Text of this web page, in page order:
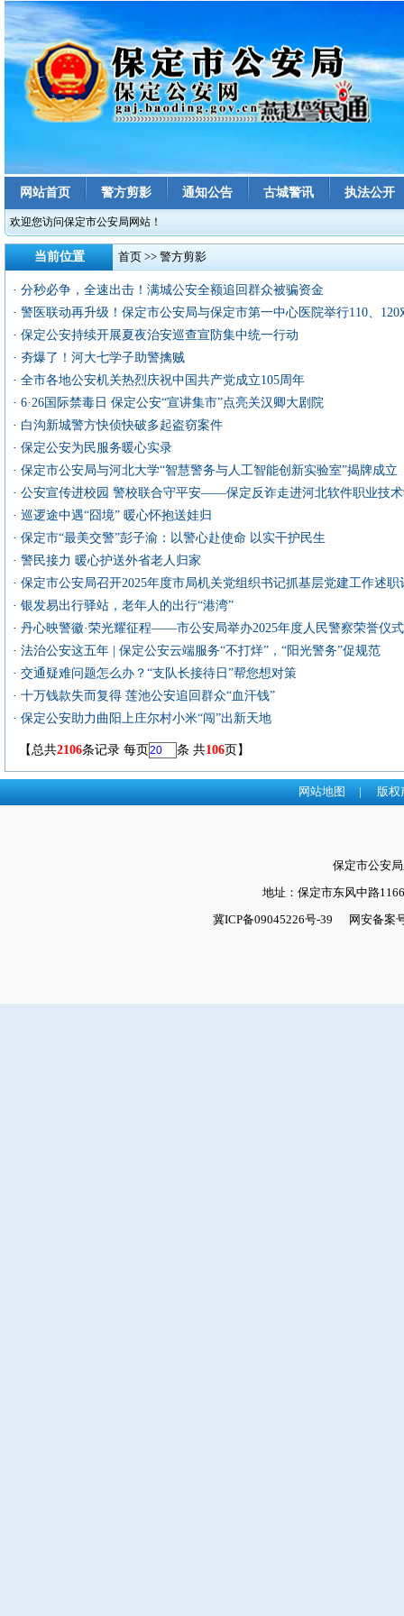
网站首页 警方剪影 通知公告 古城警讯 执法公开
欢迎您访问保定市公安局网站！
当前位置 首页 >> 警方剪影
· 分秒必争，全速出击！满城公安全额追回群众被骗资金
· 警医联动再升级！保定市公安局与保定市第一中心医院举行110、120
· 保定公安持续开展夏夜治安巡查宣防集中统一行动
· 夯爆了！河大七学子助警擒贼
· 全市各地公安机关热烈庆祝中国共产党成立105周年
· 6·26国际禁毒日 保定公安“宣讲集市”点亮关汉卿大剧院
· 白沟新城警方快侦快破多起盗窃案件
· 保定公安为民服务暖心实录
· 保定市公安局与河北大学“智慧警务与人工智能创新实验室”揭牌成立
· 公安宣传进校园 警校联合守平安——保定反诈走进河北软件职业技
· 巡逻途中遇“囧境” 暖心怀抱送娃归
· 保定市“最美交警”彭子渝：以警心赴使命 以实干护民生
· 警民接力 暖心护送外省老人归家
· 保定市公安局召开2025年度市局机关党组织书记抓基层党建工作述职
· 银发易出行驿站，老年人的出行“港湾”
· 丹心映警徽·荣光耀征程——市公安局举办2025年度人民警察荣誉仪式
· 法治公安这五年 | 保定公安云端服务“不打烊”，“阳光警务”促规范
· 交通疑难问题怎么办？“支队长接待日”帮您想对策
· 十万钱款失而复得 莲池公安追回群众“血汗钱”
· 保定公安助力曲阳上庄尔村小米“闯”出新天地
【总共2106条记录 每页 条 共106页】
网站地图 | 版权
保定市公安
地址：保定市东风中路
冀ICP备09045226号-39
网安备案